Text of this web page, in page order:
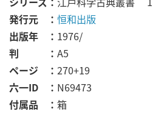
発行元
恒和出版
出版年
1976/
判
A5
ページ
270+19
六一ID
N69473
付属品
箱